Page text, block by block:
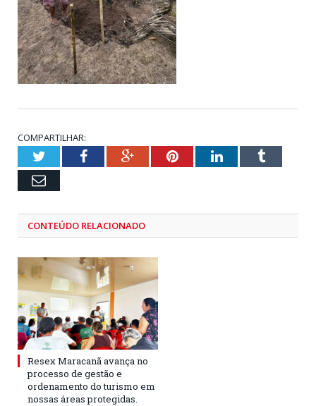
COMPARTILHAR:
TwitterFacebookGoogle+PinterestLinkedInTumblr
Email
CONTEÚDO RELACIONADO
Resex Maracanã avança no
processo de gestão e
ordenamento do turismo em
nossas áreas protegidas.